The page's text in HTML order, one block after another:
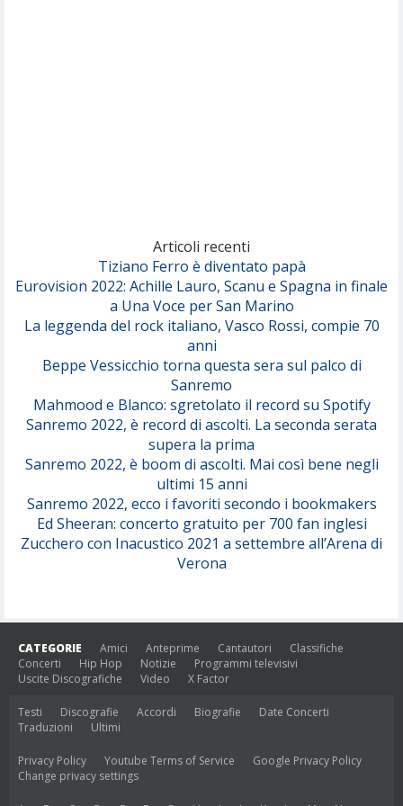
Serenamente
Articoli recenti
Tiziano Ferro è diventato papà
Eurovision 2022: Achille Lauro, Scanu e Spagna in finale
a Una Voce per San Marino
La leggenda del rock italiano, Vasco Rossi, compie 70
anni
Beppe Vessicchio torna questa sera sul palco di
Sanremo
Mahmood e Blanco: sgretolato il record su Spotify
Sanremo 2022, è record di ascolti. La seconda serata
supera la prima
Sanremo 2022, è boom di ascolti. Mai così bene negli
ultimi 15 anni
Sanremo 2022, ecco i favoriti secondo i bookmakers
Ed Sheeran: concerto gratuito per 700 fan inglesi
Zucchero con Inacustico 2021 a settembre all’Arena di
Verona
CATEGORIE Amici Anteprime Cantautori
Classifiche
Concerti
Hip Hop Notizie
Programmi televisivi
Uscite Discografiche
Video X Factor
Testi Discografie Accordi Biografie
Date Concerti
Traduzioni
Ultimi
Privacy Policy Youtube Terms of Service
Google Privacy Policy
Change privacy settings